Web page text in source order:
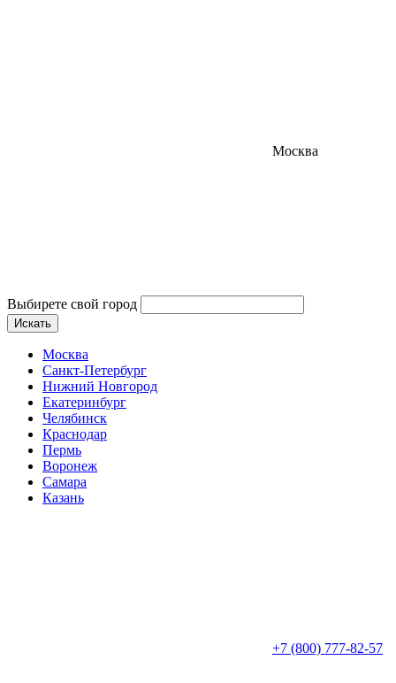
Москва
Выбирете свой город
Искать
Москва
Санкт-Петербург
Нижний Новгород
Екатеринбург
Челябинск
Краснодар
Пермь
Воронеж
Самара
Казань
+7 (800) 777-82-57